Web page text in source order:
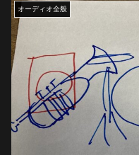
オーディオ全般